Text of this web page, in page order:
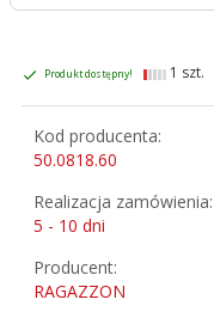
Produkt dostępny! 1 szt.
Kod producenta:
50.0818.60
Realizacja zamówienia:
5 - 10 dni
Producent:
RAGAZZON